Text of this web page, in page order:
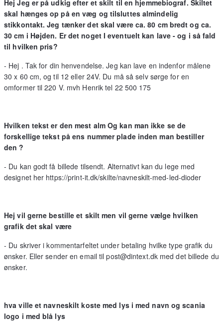
Hej Jeg er på udkig efter et skilt til en hjemmebiograf. Skiltet
skal hænges op på en væg og tilsluttes almindelig
stikkontakt. Jeg tænker det skal være ca. 80 cm bredt og ca.
30 cm i Højden. Er det noget I eventuelt kan lave - og i så fald
til hvilken pris?
- Hej . Tak for din henvendelse. Jeg kan lave en indenfor målene
30 x 60 cm, og til 12 eller 24V. Du må så selv sørge for en
omformer til 220 V. mvh Henrik tel 22 500 175
Hvilken tekst er den mest alm Og kan man ikke se de
forskellige tekst på ens nummer plade inden man bestiller
den ?
- Du kan godt få billede tilsendt. Alternativt kan du lege med
designet her https://print-it.dk/skilte/navneskilt-med-led-dioder
Hej vil gerne bestille et skilt men vil gerne vælge hvilken
grafik det skal være
- Du skriver i kommentarfeltet under betaling hvilke type grafik du
ønsker. Eller sender en email til post@dintext.dk med det billede du
ønsker.
hva ville et navneskilt koste med lys i med navn og scania
logo i med blå lys